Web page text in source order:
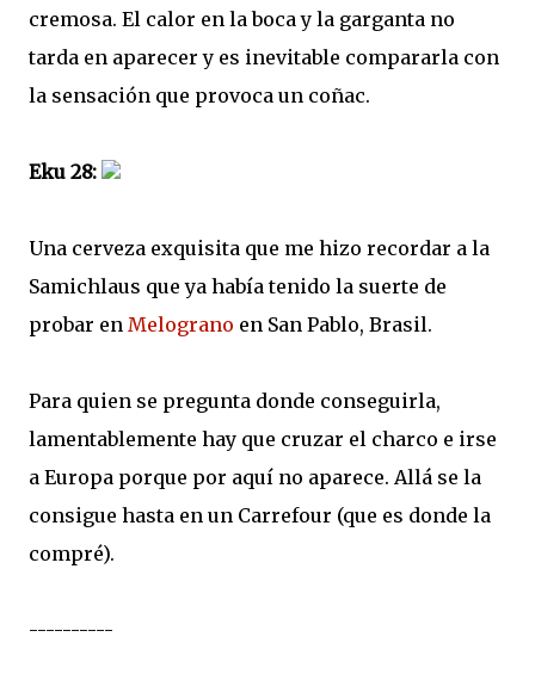
cremosa. El calor en la boca y la garganta no
tarda en aparecer y es inevitable compararla con
la sensación que provoca un coñac.
Eku 28:
Una cerveza exquisita que me hizo recordar a la
Samichlaus que ya había tenido la suerte de
probar en Melograno en San Pablo, Brasil.
Para quien se pregunta donde conseguirla,
lamentablemente hay que cruzar el charco e irse
a Europa porque por aquí no aparece. Allá se la
consigue hasta en un Carrefour (que es donde la
compré).
----------